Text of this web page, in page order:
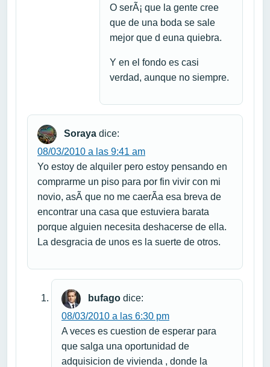
O serÃ¡ que la gente cree
que de una boda se sale
mejor que d euna quiebra.
Y en el fondo es casi
verdad, aunque no siempre.
Soraya dice:
08/03/2010 a las 9:41 am
Yo estoy de alquiler pero estoy pensando en
comprarme un piso para por fin vivir con mi
novio, asÃ­ que no me caerÃ­a esa breva de
encontrar una casa que estuviera barata
porque alguien necesita deshacerse de ella.
La desgracia de unos es la suerte de otros.
bufago dice:
08/03/2010 a las 6:30 pm
A veces es cuestion de esperar para
que salga una oportunidad de
adquisicion de vivienda , donde la